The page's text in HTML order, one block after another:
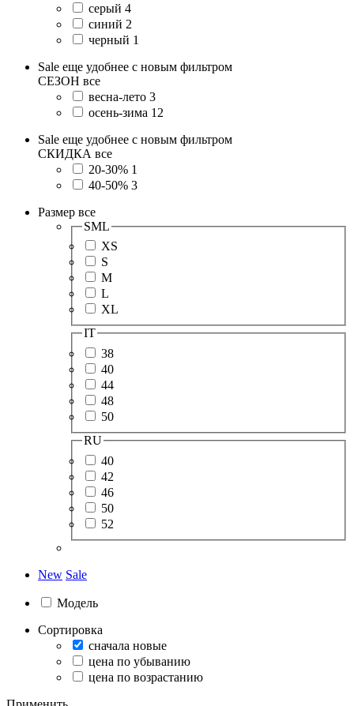
серый 4
синий 2
черный 1
Sale еще удобнее с новым фильтром
СЕЗОН все
весна-лето 3
осень-зима 12
Sale еще удобнее с новым фильтром
СКИДКА все
20-30% 1
40-50% 3
Размер все
SML
XS
S
M
L
XL
IT
38
40
44
48
50
RU
40
42
46
50
52
New Sale
Модель
Сортировка
сначала новые
цена по убыванию
цена по возрастанию